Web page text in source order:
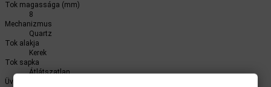
Tok magassága (mm)
8
Mechanizmus
Quartz
Tok alakja
Kerek
Tok sapka
Átlátszatlan
Üveg anyaga